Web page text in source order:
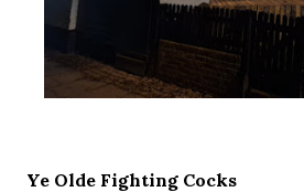
Ye Olde Fighting Cocks